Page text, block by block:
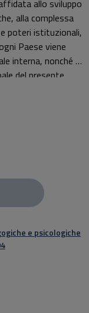
allo sviluppo
alla complessa
poteri istituzionali,
Paese viene
interna, nonché la
del presente
area
e psicologiche